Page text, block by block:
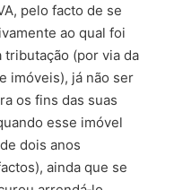
pelo facto de se
ao qual foi
(por via da
imóveis), já não ser
os fins das suas
esse imóvel
dois anos
ainda que se